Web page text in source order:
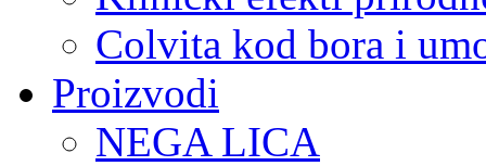
Colvita kod bora i
Proizvodi
NEGA LICA